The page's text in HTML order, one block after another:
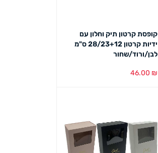
קופסת קרטון תיק וחלון עם
ידיות קרטון 28/23+12 ס"מ
לבן/ורוד/שחור
46.00 ₪